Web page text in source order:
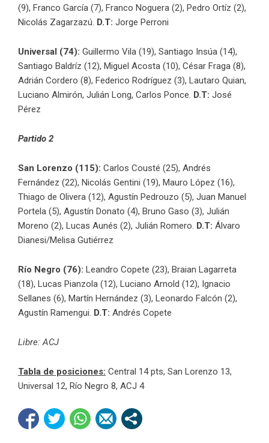
(9), Franco García (7), Franco Noguera (2), Pedro Ortíz (2),
Nicolás Zagarzazú. D.T: Jorge Perroni
Universal (74): Guillermo Vila (19), Santiago Insúa (14),
Santiago Baldríz (12), Miguel Acosta (10), César Fraga (8),
Adrián Cordero (8), Federico Rodríguez (3), Lautaro Quian,
Luciano Almirón, Julián Long, Carlos Ponce. D.T: José
Pérez
Partido 2
San Lorenzo (115): Carlos Cousté (25), Andrés
Fernández (22), Nicolás Gentini (19), Mauro López (16),
Thiago de Olivera (12), Agustín Pedrouzo (5), Juan Manuel
Portela (5), Agustín Donato (4), Bruno Gaso (3), Julián
Moreno (2), Lucas Aunés (2), Julián Romero. D.T: Álvaro
Dianesi/Melisa Gutiérrez
Río Negro (76): Leandro Copete (23), Braian Lagarreta
(18), Lucas Pianzola (12), Luciano Arnold (12), Ignacio
Sellanes (6), Martín Hernández (3), Leonardo Falcón (2),
Agustín Ramengui. D.T: Andrés Copete
Libre: ACJ
Tabla de posiciones: Central 14 pts, San Lorenzo 13,
Universal 12, Río Negro 8, ACJ 4